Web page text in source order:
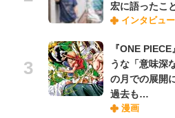
宏に語ったこ
インタビュー
『ONE
うな「意味深
の月での展開
過去も…
漫画